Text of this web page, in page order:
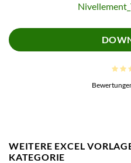
WEITERE EXCEL
KATEGORIE